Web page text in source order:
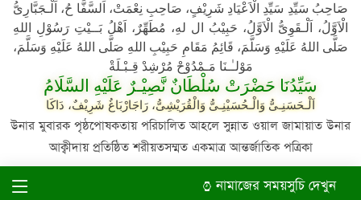
صَاحِبُ سَيِّدِ سَيِّدِ الْاَعْيَادِ شَرِيْفٍ، صَاحِبِ نِعْمَتْ، اَلسَّفَّا حُ، اَلْـجَبَّارِىُّ
الْاَوَّلُ، اَلْـقَوِىُّ الْاَوَّلُ، حَبِيْبُ ال لهِ، مُطَهِّرٌ، اَهْلُ بَــيْتِ رَسُوْلِ اللهِ
صَلَّى اللهُ عَلَيْهِ وَسَلَّمَ، قَائِمُ مَقَامِ حَبِيْبِ اللهِ صَلَّى اللهُ عَلَيْهِ وَسَلَّمَ،
مَوْلـٰـنَا مَـمْدُوْحْ مُرْشِدْ قِـبْـلَةْ
سَيِّدُنَا حَضْرَتْ سُلْطَانٌ نَّصِيْـرٌ عَلَيْهِ السَّلَامُ
اَلْـحَسَنِـىُّ وَالْـحُسَيْنِـىُّ وَالْقُرَيْشِىُّ، رَاجَارْبَاغُ شَرِيْفٌ، دَاكَا
উনার মুবারক পৃষ্ঠপোষকতায় পরিচালিত আহলে সুন্নাত ওয়াল জামায়াত উনার
আক্বীদায় প্রতিষ্ঠিত শরীয়তসম্মত একমাত্র আন্তর্জাতিক পত্রিকা
নামাজের সময়সুচি দেখুন